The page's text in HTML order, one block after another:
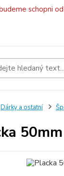
schopni
Dárky a ostatní